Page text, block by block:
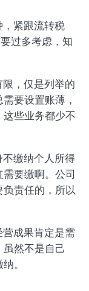
紧跟流转税
过多考虑，知
，仅是列举的
要设置账薄，
些业务都少不
缴纳个人所得
要缴啊。公司
责任的，所以
成果肯定是需
然不是自己
。